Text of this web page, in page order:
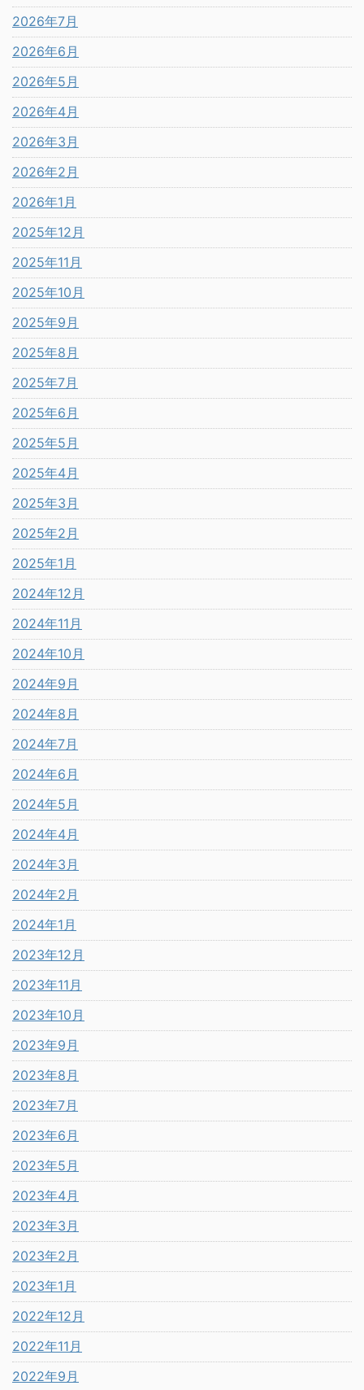
2026年7月
2026年6月
2026年5月
2026年4月
2026年3月
2026年2月
2026年1月
2025年12月
2025年11月
2025年10月
2025年9月
2025年8月
2025年7月
2025年6月
2025年5月
2025年4月
2025年3月
2025年2月
2025年1月
2024年12月
2024年11月
2024年10月
2024年9月
2024年8月
2024年7月
2024年6月
2024年5月
2024年4月
2024年3月
2024年2月
2024年1月
2023年12月
2023年11月
2023年10月
2023年9月
2023年8月
2023年7月
2023年6月
2023年5月
2023年4月
2023年3月
2023年2月
2023年1月
2022年12月
2022年11月
2022年9月